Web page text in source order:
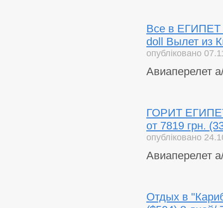
Все в ЕГИПЕТ
doll Вылет из
опубліковано
Авиаперелет
ГОРИТ
от 7819 грн.
опубліковано
Авиаперелет
Отдых в